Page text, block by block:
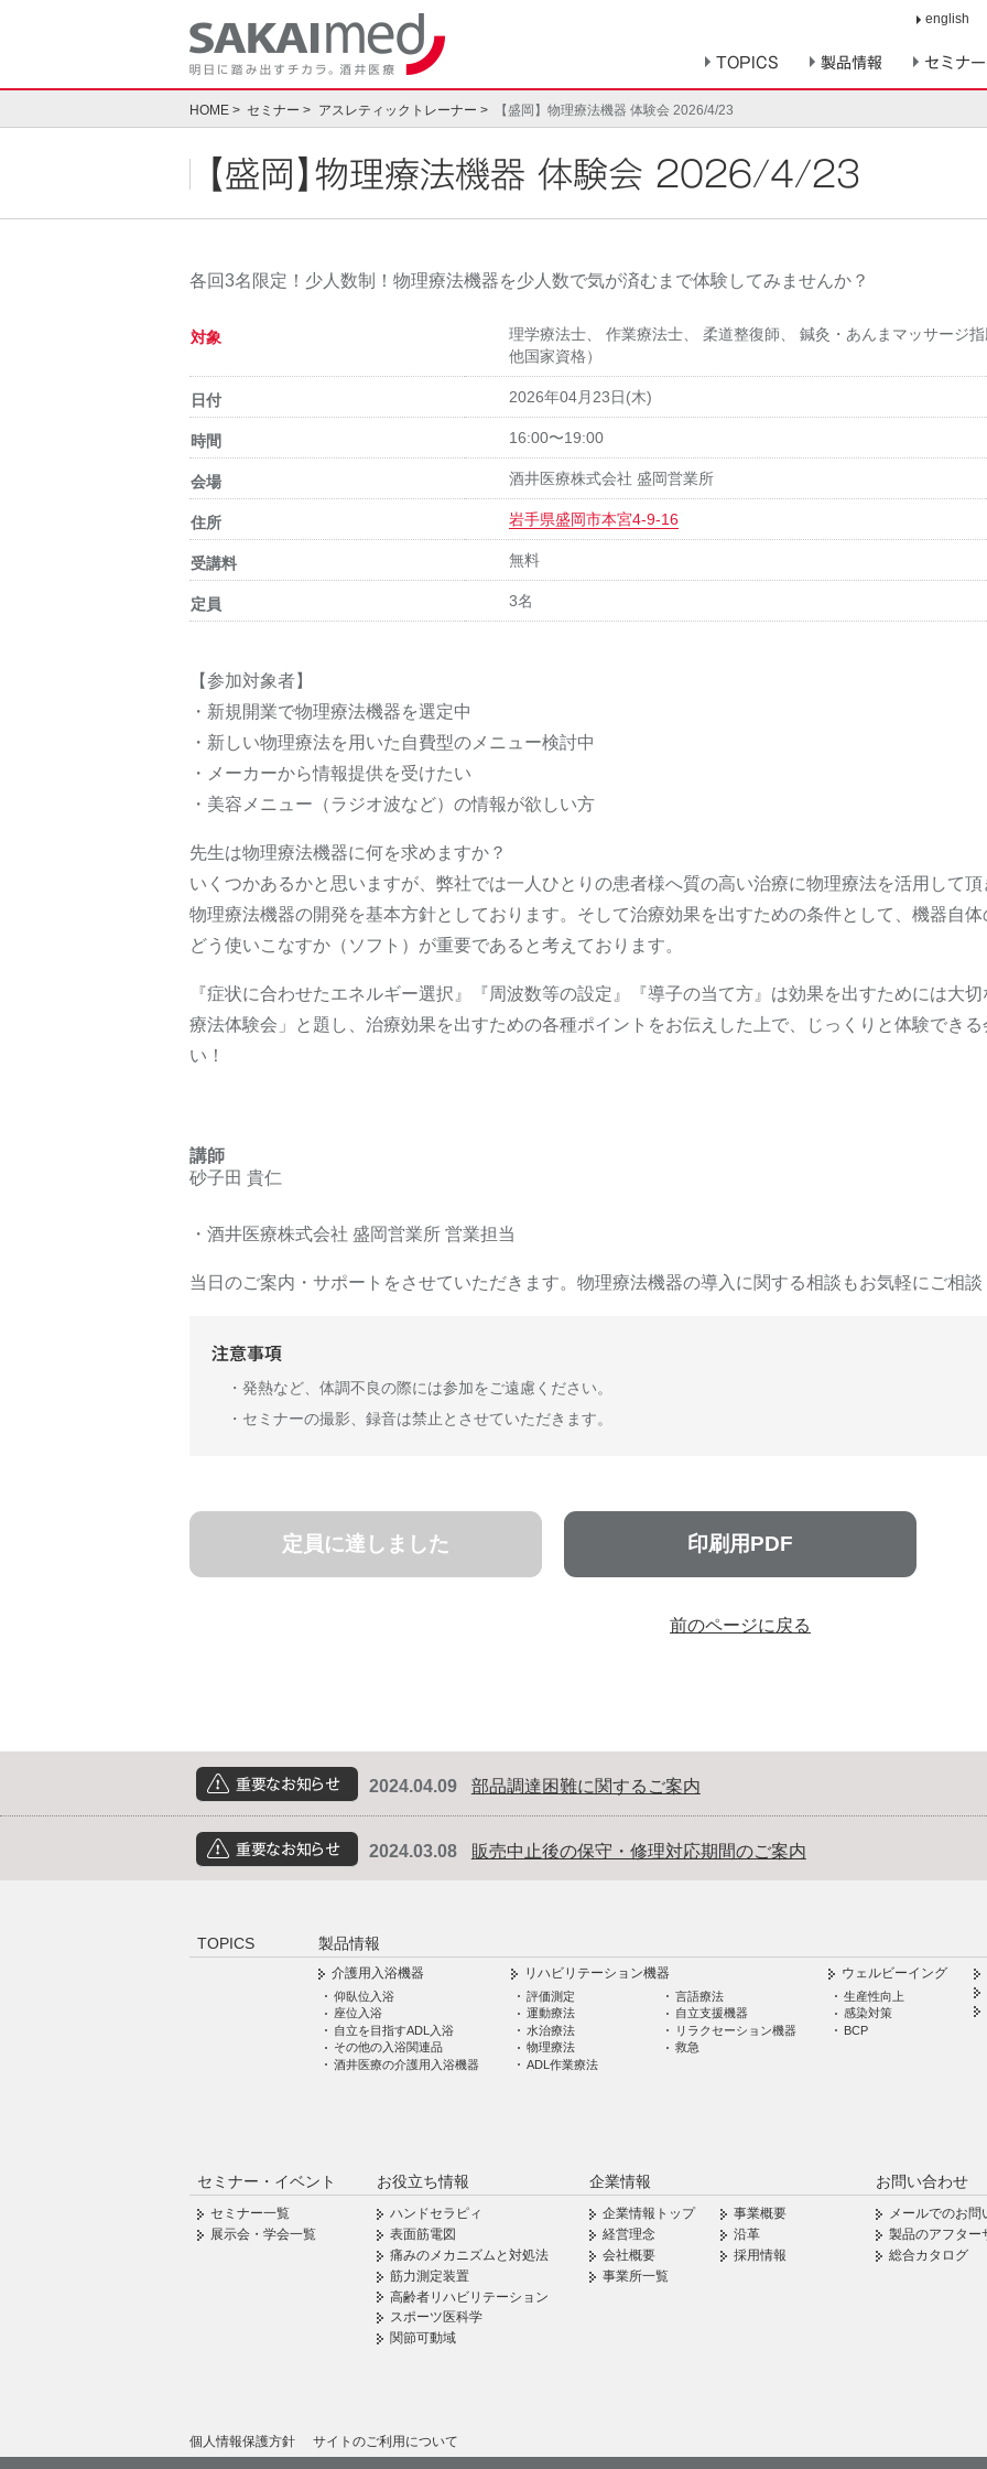
TOPICS 製品情報 セミナ
english
HOME セミナー アスレティックトレーナー 【盛岡】物理療法機器 体験会 2026/4/23
【盛岡】物理療法機器 体験会 2026/4/23
各回3名限定！少人数制！物理療法機器を少人数で気が済むまで体験してみませんか？
対象 理学療法士 作業療法士 柔道整復師 鍼灸・あんまマッサージ
他国家資格）
日付 2026年04月23日(木)
時間 16:00〜19:00
会場 酒井医療株式会社 盛岡営業所
住所 岩手県盛岡市本宮4-9-16
受講料 無料
定員 3名
【参加対象者】
・新規開業で物理療法機器を選定中
・新しい物理療法を用いた自費型のメニュー検討中
・メーカーから情報提供を受けたい
・美容メニュー（ラジオ波など）の情報が欲しい方
先生は物理療法機器に何を求めますか？
いくつかあるかと思いますが、弊社では一人ひとりの患者様へ質の高い治療に物理療法を活用して
物理療法機器の開発を基本方針としております。そして治療効果を出すための条件として、機器自
どう使いこなすか（ソフト）が重要であると考えております。
『症状に合わせたエネルギー選択』『周波数等の設定』『導子の当て方』は効果を出すためには大
療法体験会」と題し、治療効果を出すための各種ポイントをお伝えした上で、じっくりと体験でき
い！
講師
砂子田 貴仁
・酒井医療株式会社 盛岡営業所 営業担当
当日のご案内・サポートをさせていただきます。物理療法機器の導入に関する相談もお気軽にご相談
注意事項
・発熱など、体調不良の際には参加をご遠慮ください。
・セミナーの撮影、録音は禁止とさせていただきます。
定員に達しました 印刷用PDF
前のページに戻る
重要なお知らせ 2024.04.09 部品調達困難に関するご案内
重要なお知らせ 2024.03.08 販売中止後の保守・修理対応期間のご案内
TOPICS 製品情報
介護用入浴機器
仰臥位入浴
座位入浴
自立を目指すADL入浴
その他の入浴関連品
酒井医療の介護用入浴機器
リハビリテーション機器
評価測定
運動療法
水治療法
物理療法
ADL作業療法
言語療法
自立支援機器
リラクセーション機器
救急
ウェルビーイング
生産性向上
感染対策
BCP
セミナー・イベント
セミナー一覧
展示会・学会一覧
お役立ち情報
ハンドセラピィ
表面筋電図
痛みのメカニズムと対処法
筋力測定装置
高齢者リハビリテーション
スポーツ医科学
関節可動域
企業情報
企業情報トップ
経営理念
会社概要
事業所一覧
事業概要
沿革
採用情報
お問い合わせ
メールでのお問
製品のアフター
総合カタログ
個人情報保護方針 サイトのご利用について